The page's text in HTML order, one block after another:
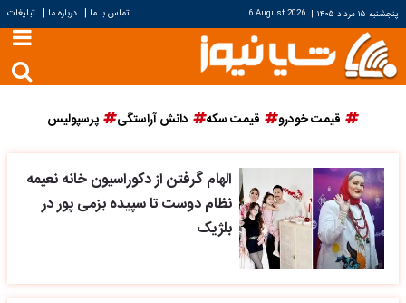
پنجشنبه ۱۵ مرداد ۱۴۰۵ |
6 August 2026 تماس با ما | درباره ما | تبلیغات
قیمت خودرو قیمت سکه دانش آراستگی پرسپولیس
الهام گرفتن از دکوراسیون خانه نعیمه
نظام دوست تا سپیده بزمی پور در
بلژیک